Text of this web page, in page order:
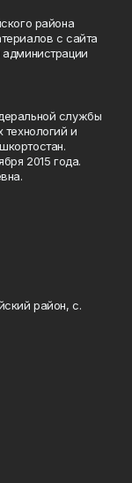
района
с сайта
службы
и
2015 года.
район, с.